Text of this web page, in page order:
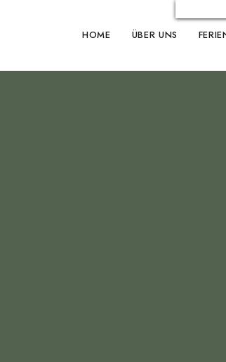
HOME ÜBER UNS